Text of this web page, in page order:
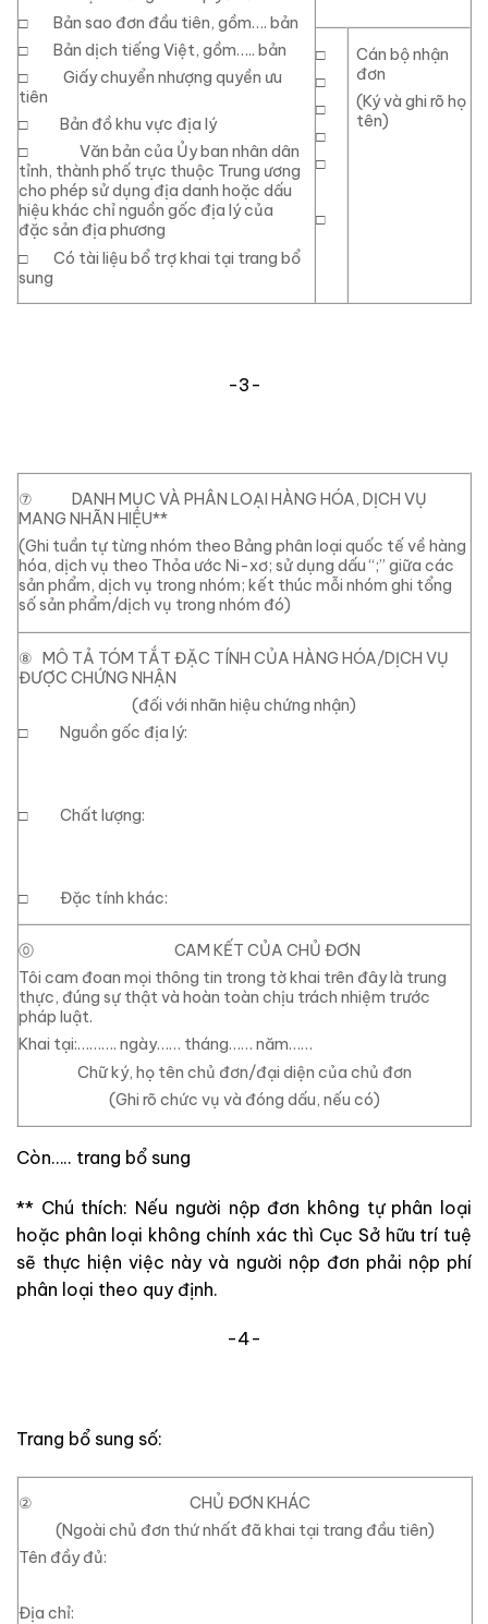
□ Bản sao đơn đầu tiên, gồm…. bản
□ Bản dịch tiếng Việt, gồm….. bản
□ Giấy chuyển nhượng quyền ưu
tiên
□ Bản đồ khu vực địa lý
□ Văn bản của Ủy ban nhân dân
tỉnh, thành phố trực thuộc Trung ương
cho phép sử dụng địa danh hoặc dấu
hiệu khác chỉ nguồn gốc địa lý của
đặc sản địa phương
□ Có tài liệu bổ trợ khai tại trang bổ
sung
□
□
□
□
□
□
Cán bộ nhận
đơn
(Ký và ghi rõ họ
tên)
-3-
⑦ DANH MỤC VÀ PHÂN LOẠI HÀNG HÓA, DỊCH VỤ
MANG NHÃN HIỆU**
(Ghi tuần tự từng nhóm theo Bảng phân loại quốc tế về hàng
hóa, dịch vụ theo Thỏa ước Ni-xơ; sử dụng dấu “;” giữa các
sản phẩm, dịch vụ trong nhóm; kết thúc mỗi nhóm ghi tổng
số sản phẩm/dịch vụ trong nhóm đó)
⑧ MÔ TẢ TÓM TẮT ĐẶC TÍNH CỦA HÀNG HÓA/DỊCH VỤ
ĐƯỢC CHỨNG NHẬN
(đối với nhãn hiệu chứng nhận)
□
Nguồn gốc địa lý:
□ Chất lượng:
□ Đặc tính khác:
⓪ CAM KẾT CỦA CHỦ ĐƠN
Tôi cam đoan mọi thông tin trong tờ khai trên đây là trung
thực, đúng sự thật và hoàn toàn chịu trách nhiệm trước
pháp luật.
Khai tại:………. ngày…… tháng…… năm……
Chữ ký, họ tên chủ đơn/đại diện của chủ đơn
(Ghi rõ chức vụ và đóng dấu, nếu có)
Còn….. trang bổ sung
** Chú thích: Nếu người nộp đơn không tự phân loại
hoặc phân loại không chính xác thì Cục Sở hữu trí tuệ
sẽ thực hiện việc này và người nộp đơn phải nộp phí
phân loại theo quy định.
-4-
Trang bổ sung số:
② CHỦ ĐƠN KHÁC
(Ngoài chủ đơn thứ nhất đã khai tại trang đầu tiên)
Tên đầy đủ:
Địa chỉ: